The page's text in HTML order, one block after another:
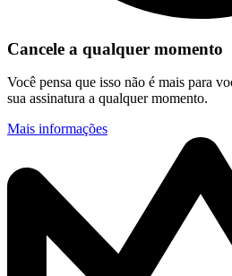
Cancele a qualquer momento
Você pensa que isso não é mais para
sua assinatura a qualquer momento.
Mais informações